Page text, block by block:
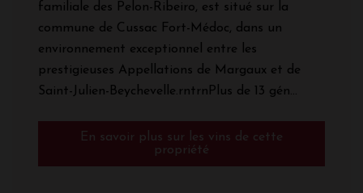
familiale des Pelon-Ribeiro, est situé sur la
commune de Cussac Fort-Médoc, dans un
environnement exceptionnel entre les
prestigieuses Appellations de Margaux et de
Saint-Julien-Beychevelle.rntrnPlus de 13 gén...
En savoir plus sur les vins de cette
propriété